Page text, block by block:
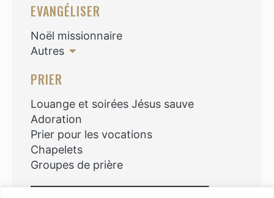
EVANGÉLISER
Noël missionnaire
Autres
PRIER
Louange et soirées Jésus sauve
Adoration
Prier pour les vocations
Chapelets
Groupes de prière